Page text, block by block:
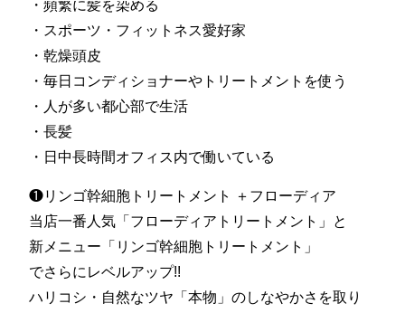
・頻繁に髪を染める
・スポーツ・フィットネス愛好家
・乾燥頭皮
・毎日コンディショナーやトリートメントを使う
・人が多い都心部で生活
・長髪
・日中長時間オフィス内で働いている
❶リンゴ幹細胞トリートメント ＋フローディア
当店一番人気「フローディアトリートメント」と
新メニュー「リンゴ幹細胞トリートメント」
でさらにレベルアップ!!
ハリコシ・自然なツヤ「本物」のしなやかさを取り